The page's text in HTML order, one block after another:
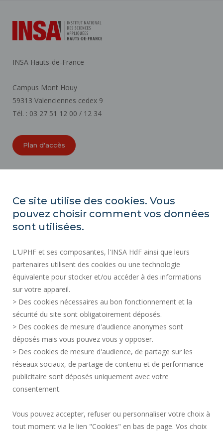
INSA Hauts-de-France
Campus Mont Houy
59313 Valenciennes cedex 9
Tél. : 03 27 51 12 00 / 12 34
Plan d'accès
INDEX ÉGALITÉ PROFESSIONNELLE
PLAN DU SITE
DONNÉES PERSONNELLES
MARCHÉS PUBLICS
MENTIONS LÉGALES
RECRUTEMENTS
CRÉDITS
ESPACE PRESSE
SERVICES PUBLICS +
CONTACTS
GESTION DES COOKIES
Ce site utilise des cookies. Vous
pouvez choisir comment vos données
sont utilisées.
L'UPHF et ses composantes, l'INSA HdF ainsi que leurs
partenaires utilisent des cookies ou une technologie
équivalente pour stocker et/ou accéder à des informations
sur votre appareil.
> Des cookies nécessaires au bon fonctionnement et la
sécurité du site sont obligatoirement déposés.
> Des cookies de mesure d'audience anonymes sont
déposés mais vous pouvez vous y opposer.
> Des cookies de mesure d'audience, de partage sur les
réseaux sociaux, de partage de contenu et de performance
publicitaire sont déposés uniquement avec votre
consentement.
Vous pouvez accepter, refuser ou personnaliser votre choix à
tout moment via le lien "Cookies" en bas de page. Vos choix